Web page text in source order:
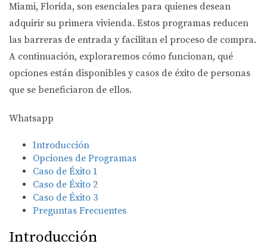
Miami, Florida, son esenciales para quienes desean
adquirir su primera vivienda. Estos programas reducen
las barreras de entrada y facilitan el proceso de compra.
A continuación, exploraremos cómo funcionan, qué
opciones están disponibles y casos de éxito de personas
que se beneficiaron de ellos.
Whatsapp
Introducción
Opciones de Programas
Caso de Éxito 1
Caso de Éxito 2
Caso de Éxito 3
Preguntas Frecuentes
Introducción